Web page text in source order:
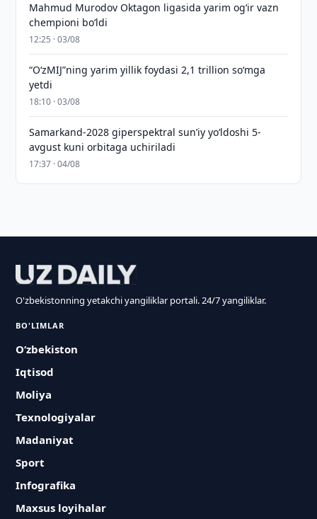
Mahmud Murodov Oktagon ligasida yarim og‘ir vazn
chempioni bo‘ldi
12:25 · 03/08
“O‘zMIJ”ning yarim yillik foydasi 2,1 trillion so‘mga
yetdi
18:10 · 03/08
Samarkand-2028 giperspektral sun’iy yo‘ldoshi 5-
avgust kuni orbitaga uchiriladi
17:37 · 04/08
O'zbekistonning yetakchi yangiliklar portali. 24/7 yangiliklar.
BO'LIMLAR
O‘zbekiston
Iqtisod
Moliya
Texnologiyalar
Madaniyat
Sport
Infografika
Maxsus loyihalar